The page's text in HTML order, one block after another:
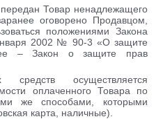
Товар ненадлежащего
оговорено Продавцом,
положениями Закона
2002 № 90-3 «О защите
– Закон о защите прав
осуществляется
оплаченного Товара по
же способами, которыми
карта, наличные).